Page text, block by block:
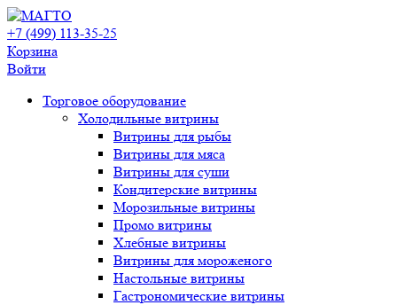
+7 (499) 113-35-25
Корзина
Войти
Свернуть/
развернуть
Торговое оборудованиe
Холодильные витрины
Витрины для рыбы
Витрины для мяса
Витрины для суши
Кондитерские витрины
Морозильные витрины
Промо витрины
Хлебные витрины
Витрины для мороженого
Настольные витрины
Гастрономические витрины